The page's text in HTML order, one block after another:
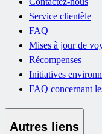
Service clientèle
FAQ
Mises à jour de
Récompenses
Initiatives
FAQ concernant
Autres liens